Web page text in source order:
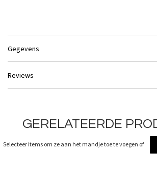
Gegevens
Reviews
GERELATEERDE
Selecteer items om ze aan het mandje toe te voegen of